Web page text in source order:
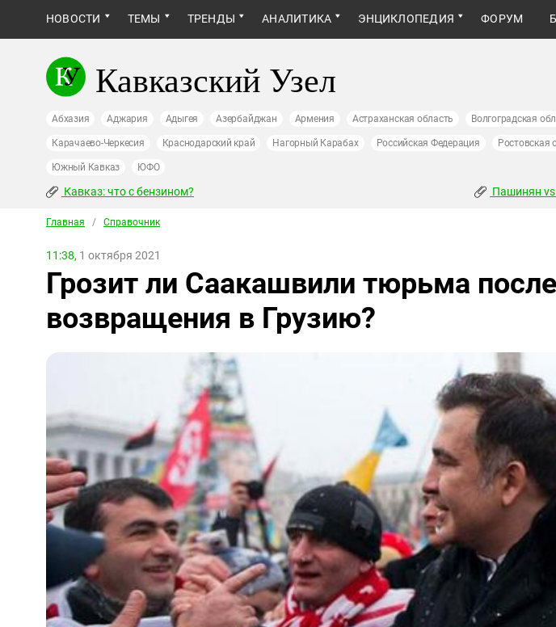
НОВОСТИ ТЕМЫ ТРЕНДЫ АНАЛИТИКА ЭНЦИКЛОПЕДИЯ ФОРУМ
Кавказский Узел
Абхазия Аджария Адыгея Азербайджан Армения Астраханская область Волгоградская
Карачаево-Черкесия Краснодарский край Нагорный Карабах Российская Федерация Ростовская
Южный Кавказ ЮФО
Кавказ: что с бензином? Пашинян vs
Главная / Справочник
11:38, 1 октября 2021
Грозит ли Саакашвили тюрьма после
возвращения в Грузию?